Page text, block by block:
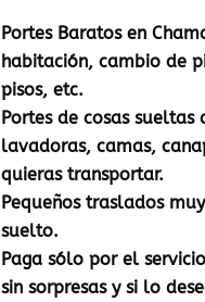
Portes Baratos en
habitación, cambio de
pisos, etc.
Portes de cosas
lavadoras, camas,
quieras transportar.
Pequeños traslados
suelto.
Paga sólo por el
sin sorpresas y si lo